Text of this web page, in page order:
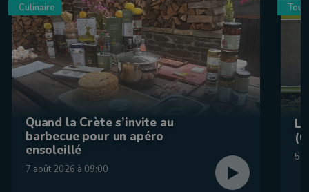
Culinaire
Quand la Crète s’invite au
barbecue pour un apéro
ensoleillé
7 août 2026 à 09:00
5